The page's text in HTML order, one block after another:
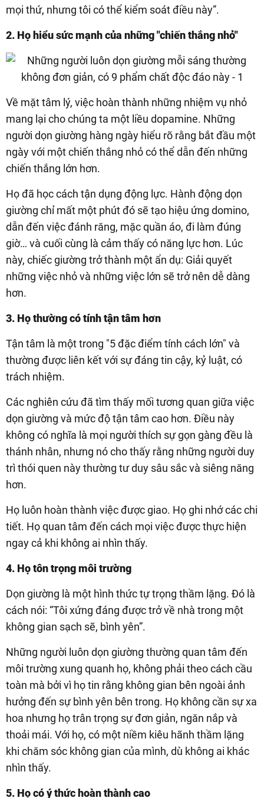
mọi thứ, nhưng tôi có thể kiểm soát điều này”.
2. Họ hiểu sức mạnh của những "chiến thắng nhỏ"
Về mặt tâm lý, việc hoàn thành những nhiệm vụ nhỏ
mang lại cho chúng ta một liều dopamine. Những
người dọn giường hàng ngày hiểu rõ rằng bắt đầu một
ngày với một chiến thắng nhỏ có thể dẫn đến những
chiến thắng lớn hơn.
Họ đã học cách tận dụng động lực. Hành động dọn
giường chỉ mất một phút đó sẽ tạo hiệu ứng domino,
dẫn đến việc đánh răng, mặc quần áo, đi làm đúng
giờ… và cuối cùng là cảm thấy có năng lực hơn. Lúc
này, chiếc giường trở thành một ẩn dụ: Giải quyết
những việc nhỏ và những việc lớn sẽ trở nên dễ dàng
hơn.
3. Họ thường có tính tận tâm hơn
Tận tâm là một trong "5 đặc điểm tính cách lớn" và
thường được liên kết với sự đáng tin cậy, kỷ luật, có
trách nhiệm.
Các nghiên cứu đã tìm thấy mối tương quan giữa việc
dọn giường và mức độ tận tâm cao hơn. Điều này
không có nghĩa là mọi người thích sự gọn gàng đều là
thánh nhân, nhưng nó cho thấy rằng những người duy
trì thói quen này thường tư duy sâu sắc và siêng năng
hơn.
Họ luôn hoàn thành việc được giao. Họ ghi nhớ các chi
tiết. Họ quan tâm đến cách mọi việc được thực hiện
ngay cả khi không ai nhìn thấy.
4. Họ tôn trọng môi trường
Dọn giường là một hình thức tự trọng thầm lặng. Đó là
cách nói: “Tôi xứng đáng được trở về nhà trong một
không gian sạch sẽ, bình yên”.
Những người luôn dọn giường thường quan tâm đến
môi trường xung quanh họ, không phải theo cách cầu
toàn mà bởi vì họ tin rằng không gian bên ngoài ảnh
hưởng đến sự bình yên bên trong. Họ không cần sự xa
hoa nhưng họ trân trọng sự đơn giản, ngăn nắp và
thoải mái. Với họ, có một niềm kiêu hãnh thầm lặng
khi chăm sóc không gian của mình, dù không ai khác
nhìn thấy.
5. Họ có ý thức hoàn thành cao